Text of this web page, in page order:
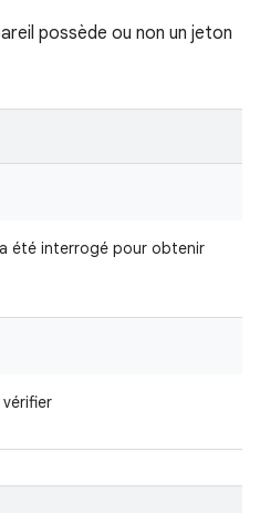
possède ou non un jeton
été interrogé pour obtenir